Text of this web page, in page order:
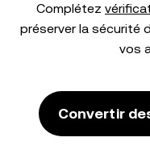
Complétez
préserver la sécurité
vos
Convertir